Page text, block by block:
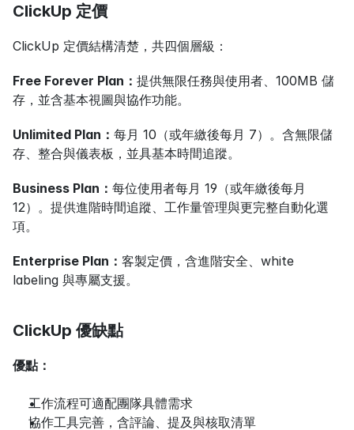
ClickUp 定價
ClickUp 定價結構清楚，共四個層級：
Free Forever Plan： 提供無限任務與使用者、100MB 儲
存，並含基本視圖與協作功能。
Unlimited Plan： 每月 10（或年繳後每月 7）。含無限儲
存、整合與儀表板，並具基本時間追蹤。
Business Plan： 每位使用者每月 19（或年繳後每月
12）。提供進階時間追蹤、工作量管理與更完整自動化選
項。
Enterprise Plan： 客製定價，含進階安全、white
labeling 與專屬支援。
ClickUp 優缺點
優點：
工作流程可適配團隊具體需求
協作工具完善，含評論、提及與核取清單